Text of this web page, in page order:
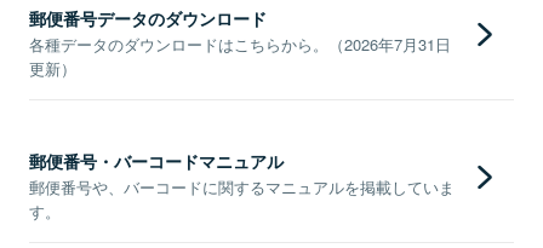
郵便番号データのダウンロード
各種データのダウンロードはこちらから。（2026年7月31日
更新）
郵便番号・バーコードマニュアル
郵便番号や、バーコードに関するマニュアルを掲載していま
す。